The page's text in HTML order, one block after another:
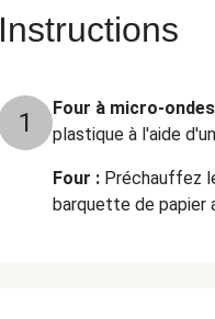
Instructions
1 Four à micro-
plastique à l'aide
Four : Préchauffez
barquette de papier